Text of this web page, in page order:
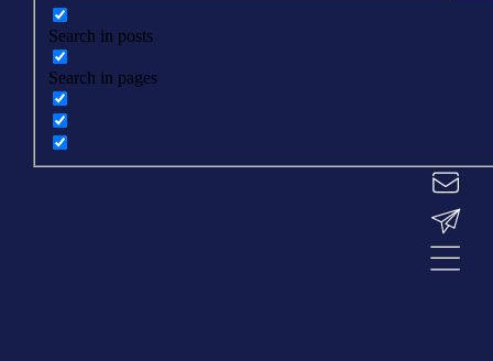
Search in posts
Search in pages